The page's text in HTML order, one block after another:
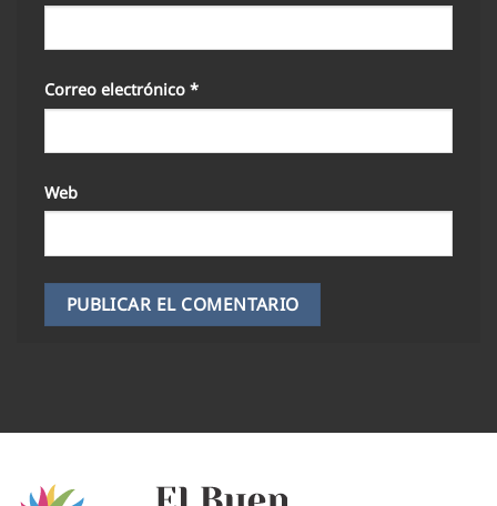
Correo electrónico *
Web